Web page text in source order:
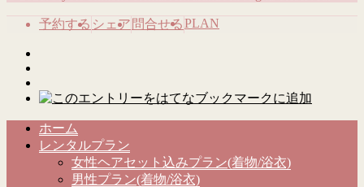
予約する シェア 問合せるPLAN
ホーム
レンタルプラン
女性ヘアセット込みプラン(着物/浴衣)
男性プラン(着物/浴衣)